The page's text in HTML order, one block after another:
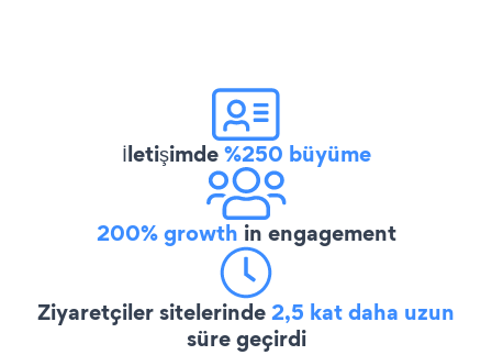
İletişimde%250 büyüme
200% growth in engagement
Ziyaretçiler sitelerinde2,5 kat daha uzun
süre geçirdi